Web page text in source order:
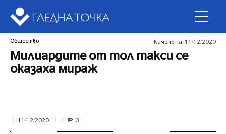
Общество Качено на: 11/12/2020
Милиардите от тол такси се
оказаха мираж
11/12/2020 0